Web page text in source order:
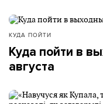
КУДА ПОЙТИ
Куда пойти в
августа